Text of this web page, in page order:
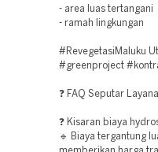
- area luas tertangani
- ramah lingkungan
#RevegetasiMaluku
#greenproject
❓ FAQ Seputar
❓ Kisaran biaya
🔹 Biaya tergantung